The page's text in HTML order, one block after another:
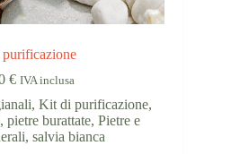
€ IVA inclusa
, Kit di purificazione,
,pietre burattate,Pietre e
,salvia bianca